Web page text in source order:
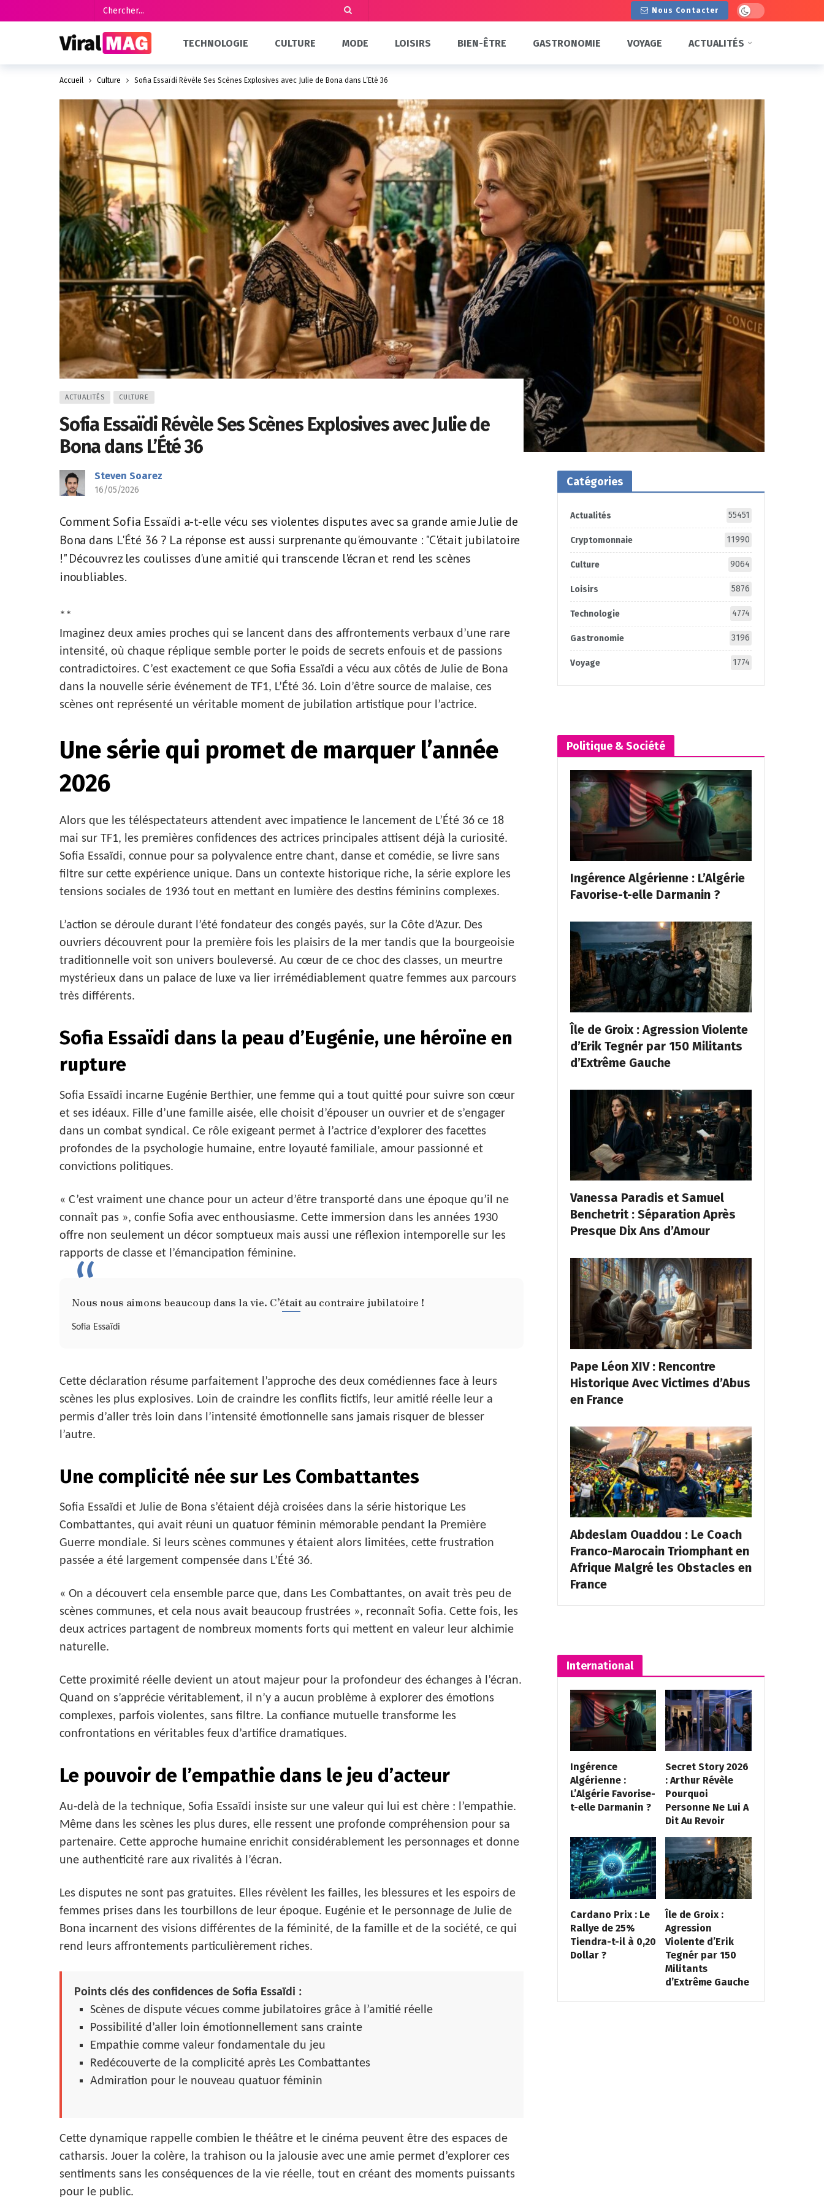
Nous Contacter Dark mode
TECHNOLOGIE CULTURE MODE LOISIRS BIEN-ÊTRE GASTRONOMIE VOYAGE ACTUALITÉS
Accueil Culture Sofia Essaïdi Révèle Ses Scènes Explosives avec Julie de Bona dans L’Été 36
ACTUALITÉS CULTURE
Sofia Essaïdi Révèle Ses Scènes Explosives avec Julie de
Bona dans L’Été 36
Steven Soarez
16/05/2026
Comment Sofia Essaïdi a-t-elle vécu ses violentes disputes avec sa grande amie Julie de
Bona dans L'Été 36 ? La réponse est aussi surprenante qu'émouvante : "C'était jubilatoire
!" Découvrez les coulisses d'une amitié qui transcende l'écran et rend les scènes
inoubliables.
**
Imaginez deux amies proches qui se lancent dans des affrontements verbaux d’une rare
intensité, où chaque réplique semble porter le poids de secrets enfouis et de passions
contradictoires. C’est exactement ce que Sofia Essaïdi a vécu aux côtés de Julie de Bona
dans la nouvelle série événement de TF1, L’Été 36. Loin d’être source de malaise, ces
scènes ont représenté un véritable moment de jubilation artistique pour l’actrice.
Une série qui promet de marquer l’année
2026
Alors que les téléspectateurs attendent avec impatience le lancement de L’Été 36 ce 18
mai sur TF1, les premières confidences des actrices principales attisent déjà la curiosité.
Sofia Essaïdi, connue pour sa polyvalence entre chant, danse et comédie, se livre sans
filtre sur cette expérience unique. Dans un contexte historique riche, la série explore les
tensions sociales de 1936 tout en mettant en lumière des destins féminins complexes.
L’action se déroule durant l’été fondateur des congés payés, sur la Côte d’Azur. Des
ouvriers découvrent pour la première fois les plaisirs de la mer tandis que la bourgeoisie
traditionnelle voit son univers bouleversé. Au cœur de ce choc des classes, un meurtre
mystérieux dans un palace de luxe va lier irrémédiablement quatre femmes aux parcours
très différents.
Sofia Essaïdi dans la peau d’Eugénie, une héroïne en
rupture
Sofia Essaïdi incarne Eugénie Berthier, une femme qui a tout quitté pour suivre son cœur
et ses idéaux. Fille d’une famille aisée, elle choisit d’épouser un ouvrier et de s’engager
dans un combat syndical. Ce rôle exigeant permet à l’actrice d’explorer des facettes
profondes de la psychologie humaine, entre loyauté familiale, amour passionné et
convictions politiques.
« C’est vraiment une chance pour un acteur d’être transporté dans une époque qu’il ne
connaît pas », confie Sofia avec enthousiasme. Cette immersion dans les années 1930
offre non seulement un décor somptueux mais aussi une réflexion intemporelle sur les
rapports de classe et l’émancipation féminine.
Nous nous aimons beaucoup dans la vie. C’était au contraire jubilatoire !
Sofia Essaïdi
Cette déclaration résume parfaitement l’approche des deux comédiennes face à leurs
scènes les plus explosives. Loin de craindre les conflits fictifs, leur amitié réelle leur a
permis d’aller très loin dans l’intensité émotionnelle sans jamais risquer de blesser
l’autre.
Une complicité née sur Les Combattantes
Sofia Essaïdi et Julie de Bona s’étaient déjà croisées dans la série historique Les
Combattantes, qui avait réuni un quatuor féminin mémorable pendant la Première
Guerre mondiale. Si leurs scènes communes y étaient alors limitées, cette frustration
passée a été largement compensée dans L’Été 36.
« On a découvert cela ensemble parce que, dans Les Combattantes, on avait très peu de
scènes communes, et cela nous avait beaucoup frustrées », reconnaît Sofia. Cette fois, les
deux actrices partagent de nombreux moments forts qui mettent en valeur leur alchimie
naturelle.
Cette proximité réelle devient un atout majeur pour la profondeur des échanges à l’écran.
Quand on s’apprécie véritablement, il n’y a aucun problème à explorer des émotions
complexes, parfois violentes, sans filtre. La confiance mutuelle transforme les
confrontations en véritables feux d’artifice dramatiques.
Le pouvoir de l’empathie dans le jeu d’acteur
Au-delà de la technique, Sofia Essaïdi insiste sur une valeur qui lui est chère : l’empathie.
Même dans les scènes les plus dures, elle ressent une profonde compréhension pour sa
partenaire. Cette approche humaine enrichit considérablement les personnages et donne
une authenticité rare aux rivalités à l’écran.
Les disputes ne sont pas gratuites. Elles révèlent les failles, les blessures et les espoirs de
femmes prises dans les tourbillons de leur époque. Eugénie et le personnage de Julie de
Bona incarnent des visions différentes de la féminité, de la famille et de la société, ce qui
rend leurs affrontements particulièrement riches.
Points clés des confidences de Sofia Essaïdi :
Scènes de dispute vécues comme jubilatoires grâce à l’amitié réelle
Possibilité d’aller loin émotionnellement sans crainte
Empathie comme valeur fondamentale du jeu
Redécouverte de la complicité après Les Combattantes
Admiration pour le nouveau quatuor féminin
Cette dynamique rappelle combien le théâtre et le cinéma peuvent être des espaces de
catharsis. Jouer la colère, la trahison ou la jalousie avec une amie permet d’explorer ces
sentiments sans les conséquences de la vie réelle, tout en créant des moments puissants
pour le public.
Catégories
Actualités 55451
Cryptomonnaie 11990
Culture 9064
Loisirs 5876
Technologie 4774
Gastronomie 3196
Voyage 1774
Politique & Société
Ingérence Algérienne : L’Algérie
Favorise-t-elle Darmanin ?
Île de Groix : Agression Violente
d’Erik Tegnér par 150 Militants
d’Extrême Gauche
Vanessa Paradis et Samuel
Benchetrit : Séparation Après
Presque Dix Ans d’Amour
Pape Léon XIV : Rencontre
Historique Avec Victimes d’Abus
en France
Abdeslam Ouaddou : Le Coach
Franco-Marocain Triomphant en
Afrique Malgré les Obstacles en
France
International
Ingérence
Algérienne :
L’Algérie Favorise-
t-elle Darmanin ?
Secret Story 2026
: Arthur Révèle
Pourquoi
Personne Ne Lui A
Dit Au Revoir
Cardano Prix : Le
Rallye de 25%
Tiendra-t-il à 0,20
Dollar ?
Île de Groix :
Agression
Violente d’Erik
Tegnér par 150
Militants
d’Extrême Gauche